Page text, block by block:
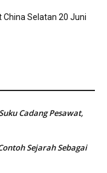
China Selatan 20 Juni
Cadang Pesawat,
Sejarah Sebagai